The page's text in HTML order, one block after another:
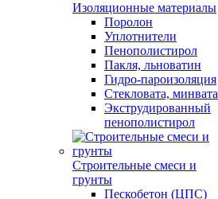
Изоляционные материалы
Поролон
Уплотнители
Пенополистирол
Пакля, льноватин
Гидро-пароизоляция
Стекловата, минвата
Экструдированный
пенополистирол
Строительные смеси и
грунты
Пескобетон (ЦПС)